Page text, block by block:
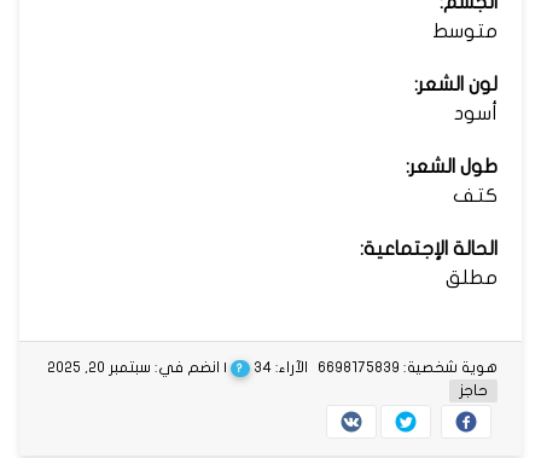
متوسط
لون الشعر:
أسود
طول الشعر:
كتف
الحالة الإجتماعية:
مطلق
الآراء: 34 ? | انضم في: سبتمبر 20, 2025
هوية شخصية: 6698175839
حاجز